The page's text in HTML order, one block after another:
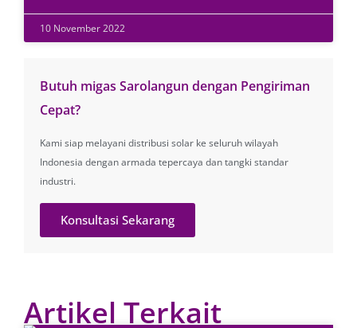
10 November 2022
Butuh migas Sarolangun dengan Pengiriman
Cepat?
Kami siap melayani distribusi solar ke seluruh wilayah
Indonesia dengan armada tepercaya dan tangki standar
industri.
Konsultasi Sekarang
Artikel Terkait